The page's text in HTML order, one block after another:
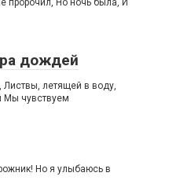
пророчил, Но ночь была, И
дождей
летящей в воду,
Мы чувствуем
Но я улыбаюсь в